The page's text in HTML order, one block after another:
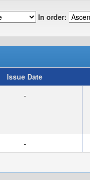
In order:
Issue Date
-
-